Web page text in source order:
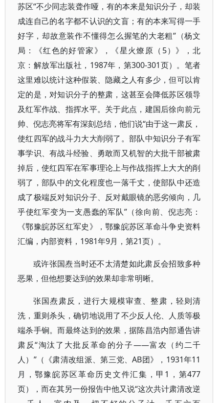
苏区“不少同志装聋作哑，有的本来是知识分子，却装
成连自己的名字都不认识的文盲；有的本来写得一手
好字，却故意装作不懂得怎么握笔的大老粗”（杨文
局：《红色的好管家》，《星火燎原（5）》，北
京：解放军出版社，1987年，第300-301页）。笔者
这里难以统计这种假装、隐藏之人有多少，但可以肯
定的是，对知识分子的整肃，这甚至会降低苏区领导
及红军作战、指挥水平。关于此点，建国后徐向前元
帅、倪志亮将军有深刻总结，他们说“由于这一肃反，
使红四军的战斗力大大削弱了。部队中知识分子有军
事学识、有战斗经验、勇敢而又机智的大批干部被肃
掉后，使红四军在军事理论上与作战指挥上大大的削
弱了，部队中的文化程度也一落千丈，使部队中还造
成了极端反对知识分子、反对戴眼镜的恶劣倾向，几
乎使红军变为一支愚蠢的军队”（徐向前、倪志亮：
《鄂豫皖苏区红军史》，鄂豫皖苏区革命斗争史资料
汇编，内部资料，1981年9月，第21页）。
或许张国焘当时还不太清楚如此肃反会招致多种
恶果，但他想要达到的效果却非常明晰。
张国焘肃反，进行大规模审查、整肃，轻则清
洗，重则杀头，确切地说用了不少反人伦、人质等极
端杀手锏。而最终达到的效果，据陈昌浩内部通告讲
肃反“淘汰了大批反革命的分子——富农（约二千
人）”（《肃清改组派、第三党、AB团》，1931年11
月，鄂豫皖苏区革命历史文件汇集，甲1，第477
页），而在其另一份报告中他又说“这次共计肃清改逆